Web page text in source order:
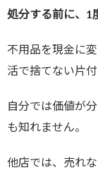
処分する前に、1
不用品を現金に
活で捨てない片
自分では価値が
も知れません。
他店では、売れ